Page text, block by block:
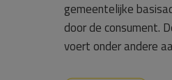
gemeentelijke
door de consument.
voert onder andere